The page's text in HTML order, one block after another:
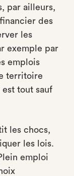
par ailleurs,
des
les
exemple par
emplois
territoire
tout sauf
les chocs,
les lois.
emploi